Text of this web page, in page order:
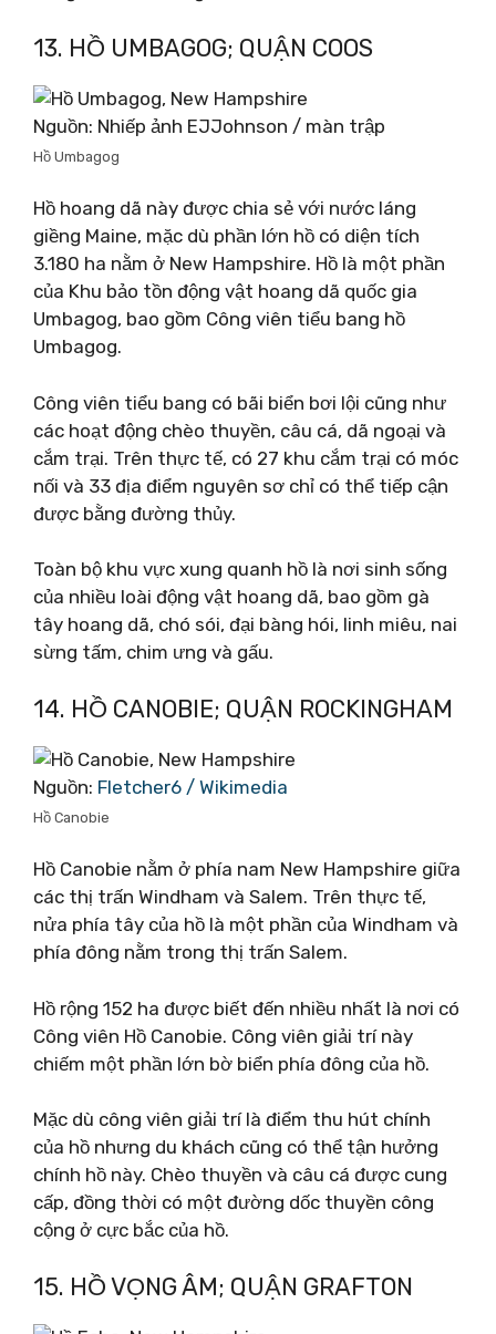
13. HỒ UMBAGOG; QUẬN COOS
Nguồn: Nhiếp ảnh EJJohnson / màn trập
Hồ Umbagog
Hồ hoang dã này được chia sẻ với nước láng
giềng Maine, mặc dù phần lớn hồ có diện tích
3.180 ha nằm ở New Hampshire. Hồ là một phần
của Khu bảo tồn động vật hoang dã quốc gia
Umbagog, bao gồm Công viên tiểu bang hồ
Umbagog.
Công viên tiểu bang có bãi biển bơi lội cũng như
các hoạt động chèo thuyền, câu cá, dã ngoại và
cắm trại. Trên thực tế, có 27 khu cắm trại có móc
nối và 33 địa điểm nguyên sơ chỉ có thể tiếp cận
được bằng đường thủy.
Toàn bộ khu vực xung quanh hồ là nơi sinh sống
của nhiều loài động vật hoang dã, bao gồm gà
tây hoang dã, chó sói, đại bàng hói, linh miêu, nai
sừng tấm, chim ưng và gấu.
14. HỒ CANOBIE; QUẬN ROCKINGHAM
Nguồn: Fletcher6 / Wikimedia
Hồ Canobie
Hồ Canobie nằm ở phía nam New Hampshire giữa
các thị trấn Windham và Salem. Trên thực tế,
nửa phía tây của hồ là một phần của Windham và
phía đông nằm trong thị trấn Salem.
Hồ rộng 152 ha được biết đến nhiều nhất là nơi có
Công viên Hồ Canobie. Công viên giải trí này
chiếm một phần lớn bờ biển phía đông của hồ.
Mặc dù công viên giải trí là điểm thu hút chính
của hồ nhưng du khách cũng có thể tận hưởng
chính hồ này. Chèo thuyền và câu cá được cung
cấp, đồng thời có một đường dốc thuyền công
cộng ở cực bắc của hồ.
15. HỒ VỌNG ÂM; QUẬN GRAFTON